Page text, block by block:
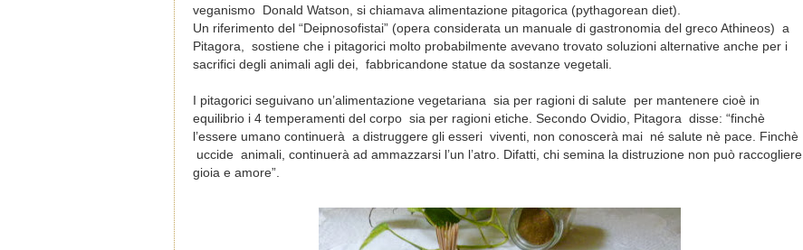
veganismo Donald Watson, si chiamava alimentazione pitagorica (pythagorean diet).
Un riferimento del “Deipnosofistai” (opera considerata un manuale di gastronomia del greco Athineos) a
Pitagora, sostiene che i pitagorici molto probabilmente avevano trovato soluzioni alternative anche per i
sacrifici degli animali agli dei, fabbricandone statue da sostanze vegetali.
I pitagorici seguivano un’alimentazione vegetariana sia per ragioni di salute per mantenere cioè in
equilibrio i 4 temperamenti del corpo sia per ragioni etiche. Secondo Ovidio, Pitagora disse: “finchè
l’essere umano continuerà a distruggere gli esseri viventi, non conoscerà mai né salute nè pace. Finchè
uccide animali, continuerà ad ammazzarsi l’un l’atro. Difatti, chi semina la distruzione non può raccogliere
gioia e amore”.